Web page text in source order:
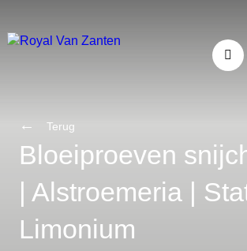
Terug
Bloeiproeven
| Alstroemeria |
Limonium